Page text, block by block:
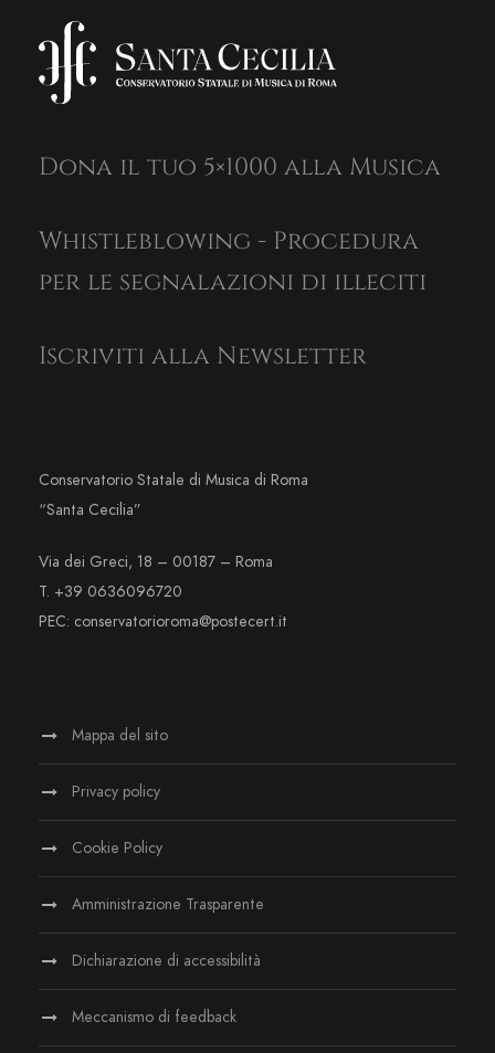
Dona il tuo 5×1000 alla Musica
Whistleblowing - Procedura
per le segnalazioni di illeciti
Iscriviti alla Newsletter
Conservatorio Statale di Musica di Roma
“Santa Cecilia”
Via dei Greci, 18 – 00187 – Roma
T. +39 0636096720
PEC: conservatorioroma@postecert.it
Mappa del sito
Privacy policy
Cookie Policy
Amministrazione Trasparente
Dichiarazione di accessibilità
Meccanismo di feedback